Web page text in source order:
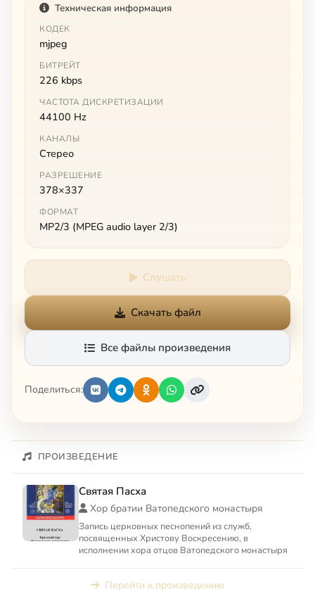
Техническая информация
КОДЕК
mjpeg
БИТРЕЙТ
226 kbps
ЧАСТОТА ДИСКРЕТИЗАЦИИ
44100 Hz
КАНАЛЫ
Стерео
РАЗРЕШЕНИЕ
378×337
ФОРМАТ
MP2/3 (MPEG audio layer 2/3)
Слушать
Скачать файл
Все файлы произведения
Поделиться:
ПРОИЗВЕДЕНИЕ
Святая Пасха
Хор братии Ватопедского монастыря
Запись церковных песнопений из служб,
посвященных Христову Воскресению, в
исполнении хора отцов Ватопедского монастыря
Перейти к произведению